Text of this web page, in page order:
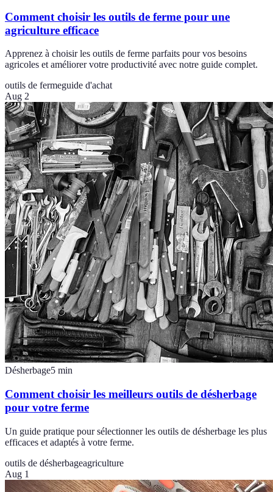
Comment choisir les outils de ferme pour une
agriculture efficace
Apprenez à choisir les outils de ferme parfaits pour vos besoins
agricoles et améliorer votre productivité avec notre guide complet.
outils de fermeguide d'achat
Aug 2
Désherbage5 min
Comment choisir les meilleurs outils de désherbage
pour votre ferme
Un guide pratique pour sélectionner les outils de désherbage les plus
efficaces et adaptés à votre ferme.
outils de désherbageagriculture
Aug 1